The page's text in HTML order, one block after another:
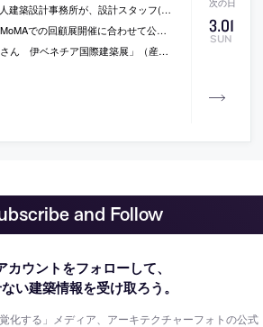
3.01
SUN
務所が、設計スタッフ(正社員)・アルバイトを募集中
に合わせて公開された、過去のジャッドへのインタビュー動画
伊ベネチア国際建築展」（産経新聞）
and Follow
カウントをフォローして、
い建築情報を受け取ろう。
化する」メディア、アーキテクチャーフォトの公式